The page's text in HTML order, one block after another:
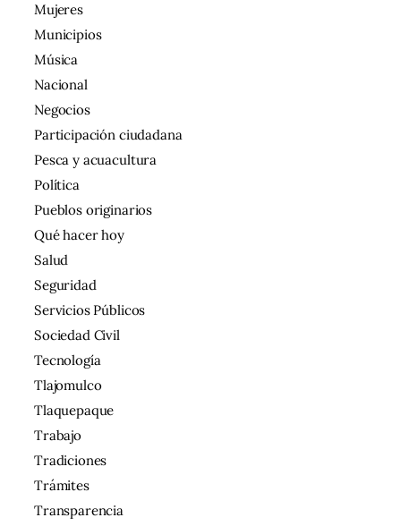
Mujeres
Municipios
Música
Nacional
Negocios
Participación ciudadana
Pesca y acuacultura
Política
Pueblos originarios
Qué hacer hoy
Salud
Seguridad
Servicios Públicos
Sociedad Civil
Tecnología
Tlajomulco
Tlaquepaque
Trabajo
Tradiciones
Trámites
Transparencia